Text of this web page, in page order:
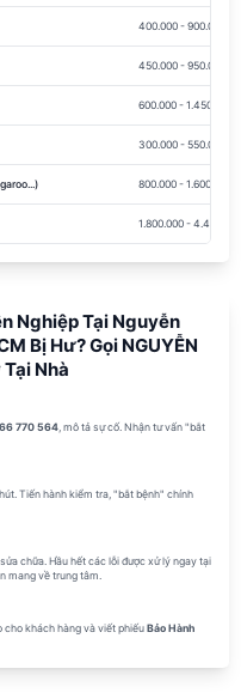
400.000 - 900.000
450.000 - 950.000
600.000 - 1.450.000
300.000 - 550.000
800.000 - 1.600.000
1.800.000 -
Nghiệp Tại Nguyễn
Bị Hư? Gọi NGUYỄN
Nhà
770 564, mô tả sự cố. Nhận tư vấn "bắt
Tiến hành kiểm tra, "bắt bệnh" chính
chữa. Hầu hết các lỗi được xử lý ngay tại
mang về trung tâm.
cho khách hàng và viết phiếu Bảo Hành